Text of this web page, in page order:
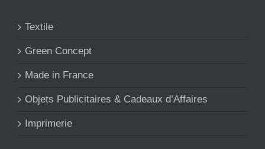
Textile
Green Concept
Made in France
Objets Publicitaires & Cadeaux d’Affaires
Imprimerie